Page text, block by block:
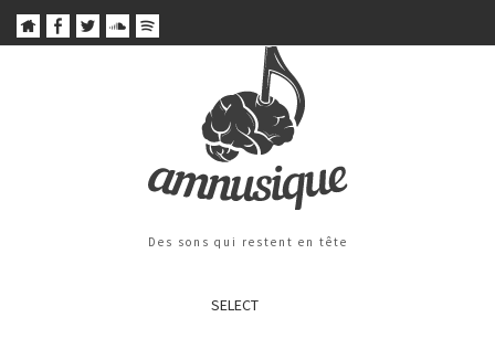
Des sons qui restent en tête
SELECT